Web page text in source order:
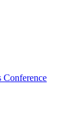
Conference